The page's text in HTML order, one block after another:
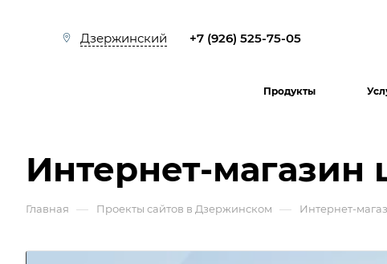
Дзержинский +7 (926) 525-75-05
Продукты
Интернет-
Главная — Проекты сайтов в Дзержинском — Интернет-